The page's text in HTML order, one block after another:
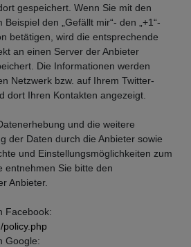
gespeichert. Wenn Sie mit den
den „Gefällt mir“- den „+1“-
betätigen, wird die entsprechende
an einen Server der Anbieter
Die Informationen werden
Netzwerk bzw. auf Ihrem Twitter-
dort Ihren Kontakten angezeigt.
und die weitere
der Daten durch die Anbieter sowie
und Einstellungsmöglichkeiten zum
entnehmen Sie bitte den
Anbieter.
Facebook:
policy.php
Google: